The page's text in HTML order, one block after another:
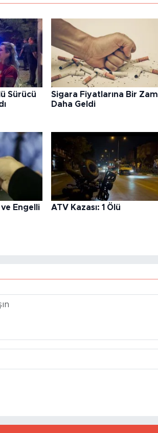
Sürücü
Sigara Fiyatlarına Bir Zam
Daha Geldi
ve Engelli
ATV Kazası: 1 Ölü